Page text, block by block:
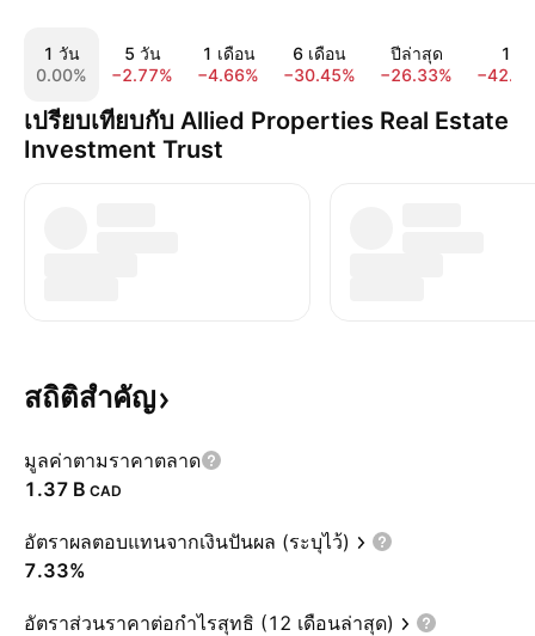
1 วัน
0.00%
5 วัน
−2.77%
1 เดือน
−4.66%
6 เดือน
−30.45%
ปีล่าสุด
−26.33%
1 ปี
เปรียบเทียบกับ Allied Properties Real Estate
Investment Trust
สถิติสำคัญ
มูลค่าตามราคาตลาด
‪1.37 B‬ CAD
อัตราผลตอบแทนจากเงินปันผล (ระบุไว้)
7.33%
อัตราส่วนราคาต่อกำไรสุทธิ (12 เดือนล่าสุด)